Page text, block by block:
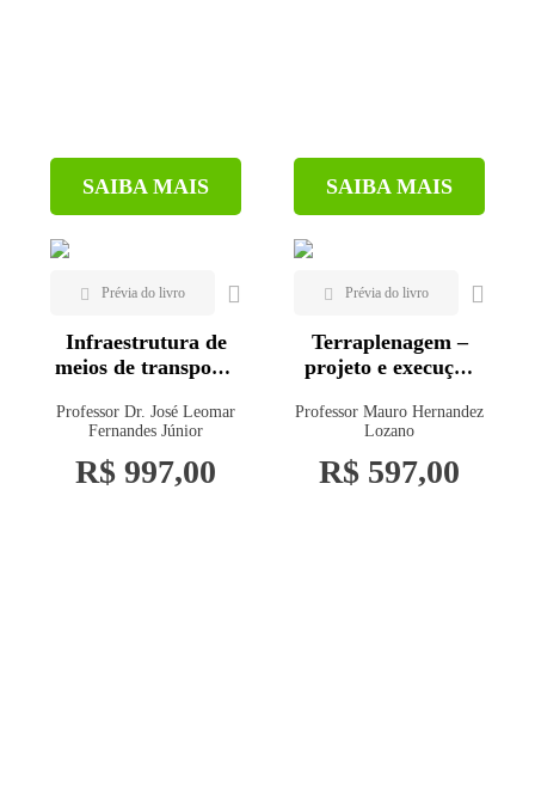
SAIBA MAIS SAIBA MAIS
Infraestrutura de
meios de transporte
dimensionamento
Professor Dr. José Leomar
Fernandes Júnior
R$ 997,00
Terraplenagem –
projeto e execução
Professor Mauro Hernandez
Lozano
R$ 597,00